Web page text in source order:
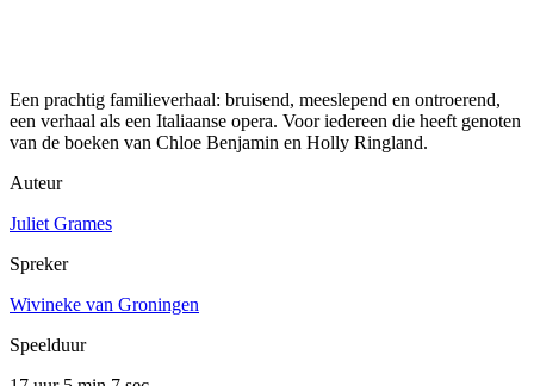
Een prachtig familieverhaal: bruisend, meeslepend en ontroerend,
een verhaal als een Italiaanse opera. Voor iedereen die heeft genoten
van de boeken van Chloe Benjamin en Holly Ringland.
Auteur
Juliet Grames
Spreker
Wivineke van Groningen
Speelduur